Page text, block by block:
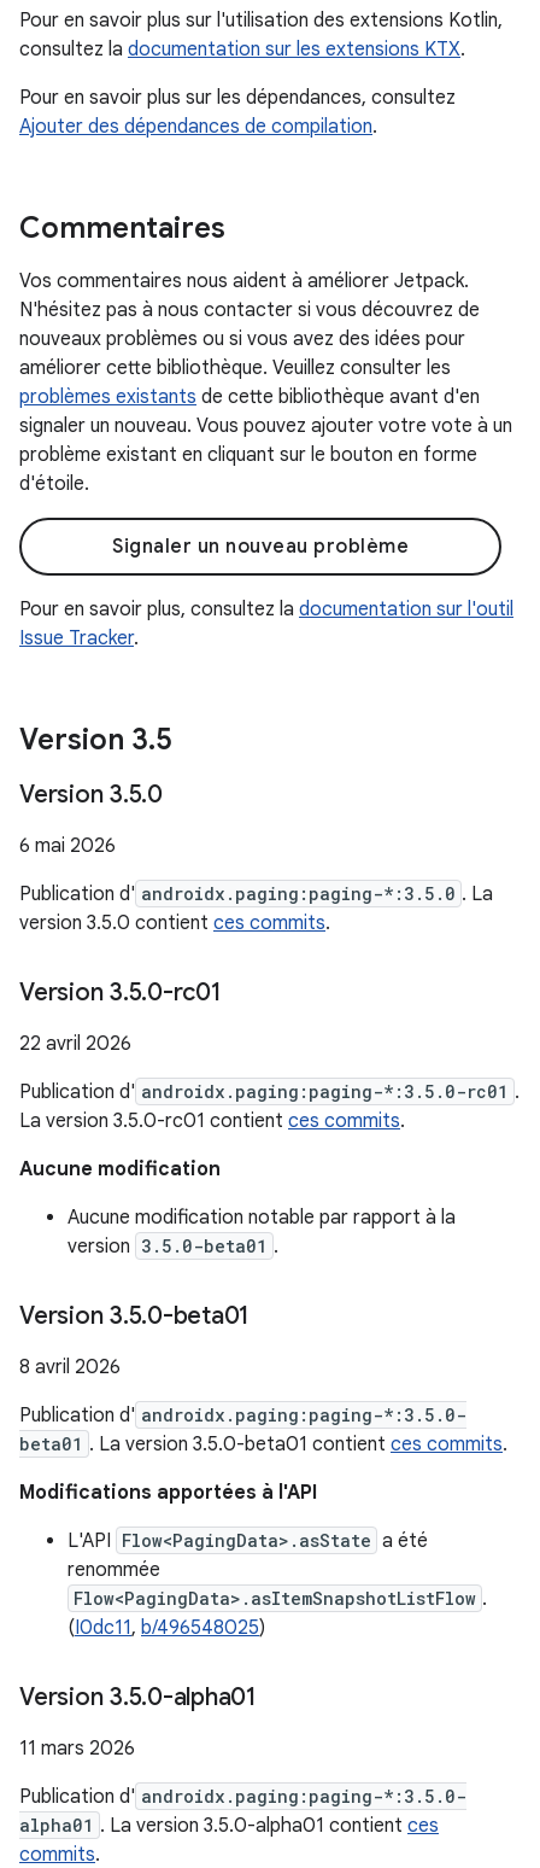
Pour en savoir plus sur l'utilisation des extensions Kotlin,
consultez la documentation sur les extensions KTX.
Pour en savoir plus sur les dépendances, consultez
Ajouter des dépendances de compilation.
Commentaires
Vos commentaires nous aident à améliorer Jetpack.
N'hésitez pas à nous contacter si vous découvrez de
nouveaux problèmes ou si vous avez des idées pour
améliorer cette bibliothèque. Veuillez consulter les
problèmes existants de cette bibliothèque avant d'en
signaler un nouveau. Vous pouvez ajouter votre vote à un
problème existant en cliquant sur le bouton en forme
d'étoile.
Signaler un nouveau problème
Pour en savoir plus, consultez la documentation sur l'outil
Issue Tracker.
Version 3.5
Version 3.5.0
6 mai 2026
Publication d' androidx.paging:paging-*:3.5.0 . La
version 3.5.0 contient ces commits.
Version 3.5.0-rc01
22 avril 2026
Publication d' androidx.paging:paging-*:3.5.0-rc01 .
La version 3.5.0-rc01 contient ces commits.
Aucune modification
Aucune modification notable par rapport à la
version 3.5.0-beta01 .
Version 3.5.0-beta01
8 avril 2026
Publication d' androidx.paging:paging-*:3.5.0-
beta01 . La version 3.5.0-beta01 contient ces commits.
Modifications apportées à l'API
L'API Flow<PagingData>.asState a été
renommée
Flow<PagingData>.asItemSnapshotListFlow .
(I0dc11, b/496548025)
Version 3.5.0-alpha01
11 mars 2026
Publication d' androidx.paging:paging-*:3.5.0-
alpha01 . La version 3.5.0-alpha01 contient ces
commits.